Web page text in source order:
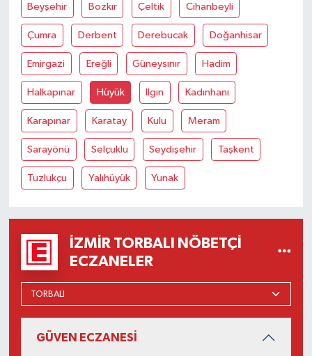
Beyşehir Bozkır Çeltik Cihanbeyli
Çumra Derbent Derebucak Doğanhisar
Emirgazi Ereğli Güneysınır Hadim
Halkapınar Hüyük Ilgın Kadınhanı
Karapınar Karatay Kulu Meram
Sarayönü Selçuklu Seydişehir Taşkent
Tuzlukçu Yalıhüyük Yunak
İZMIR TORBALI NÖBETÇI
ECZANELER
GÜVEN ECZANESİ